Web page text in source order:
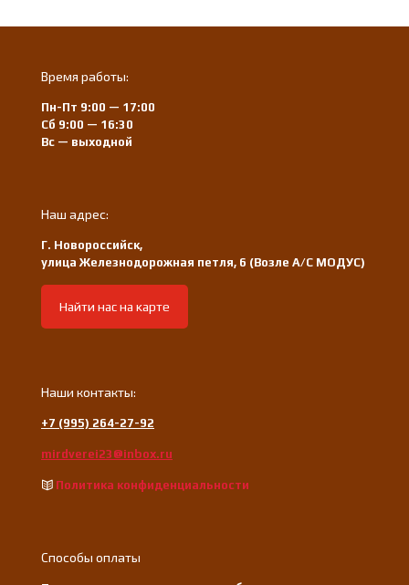
Время работы:
Пн-Пт 9:00 — 17:00
Сб 9:00 — 16:30
Вс — выходной
Наш адрес:
Г. Новороссийск,
улица Железнодорожная петля, 6 (Возле А/С МОДУС)
Найти нас на карте
Наши контакты:
+7 (995) 264-27-92
mirdverei23@inbox.ru
Политика конфиденциальности
Способы оплаты